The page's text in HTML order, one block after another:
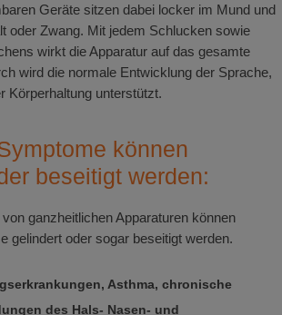
Geräte sitzen dabei locker im Mund und
oder Zwang. Mit jedem Schlucken sowie
wirkt die Apparatur auf das gesamte
wird die normale Entwicklung der Sprache,
Körperhaltung unterstützt.
können
beseitigt werden:
ganzheitlichen Apparaturen können
gelindert oder sogar beseitigt werden.
Asthma, chronische
des Hals- Nasen- und